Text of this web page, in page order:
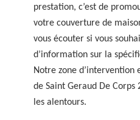
prestation, c’est de
votre couverture de
vous écouter si vous
d’information sur la
Notre zone d’intervention
de Saint Geraud De
les alentours.